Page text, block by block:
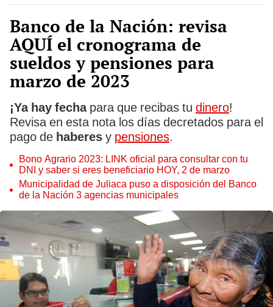
Banco de la Nación: revisa
AQUÍ el cronograma de
sueldos y pensiones para
marzo de 2023
¡Ya hay fechapara que recibas tu dinero!
Revisa en esta nota los días decretados para el
pago de haberes y pensiones.
Bono Agrario 2023: LINK oficial para consultar con tu
DNI y saber si eres beneficiario HOY, 2 de marzo
Municipalidad de Juliaca puso a disposición del Banco
de la Nación 3 agencias municipales